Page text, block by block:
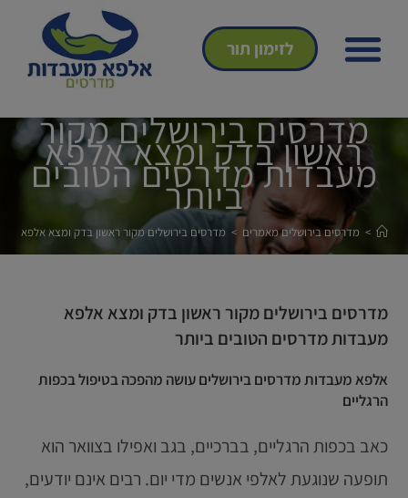
לזימון תור
מדרסים בירושלים מקור
ראשון בדק ומצא אלפא
מעבדות מדרסים הטובים
ביותר
> מדרסים בירושלים מאמרים > מדרסים בירושלים מקור ראשון בדק ומצא אלפא
מדרסים בירושלים מקור ראשון בדק ומצא אלפא
מעבדות מדרסים הטובים ביותר
אלפא מעבדות מדרסים בירושלים עושה מהפכה בטיפול בכפות
הרגליים
כאב בכפות הרגליים, בברכיים, בגב ואפילו בצוואר הוא
תופעה שנוגעת לאלפי אנשים מדי יום. רבים אינם יודעים,